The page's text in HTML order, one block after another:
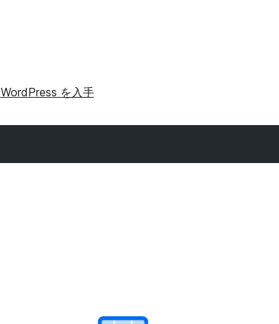
WordPress を入手